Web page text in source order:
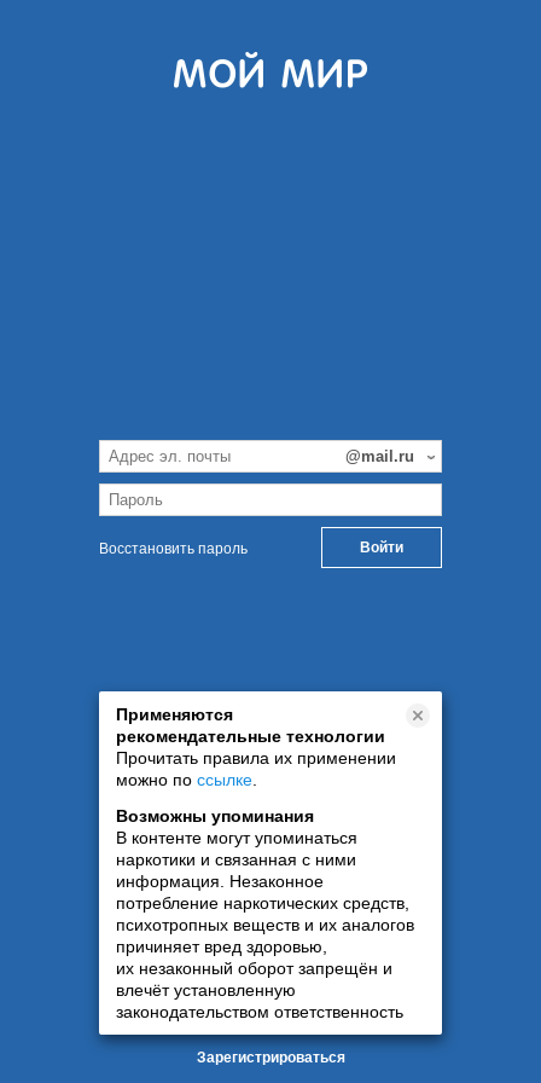
Восстановить пароль
Применяются
рекомендательные технологии
Прочитать правила их применении
можно по ссылке
Возможны упоминания
В контенте могут упоминаться
наркотики и связанная с ними
информация. Незаконное
потребление наркотических средств,
психотропных веществ и их аналогов
причиняет вред здоровью,
их незаконный оборот запрещён и
влечёт установленную
законодательством ответственность
Зарегистрироваться